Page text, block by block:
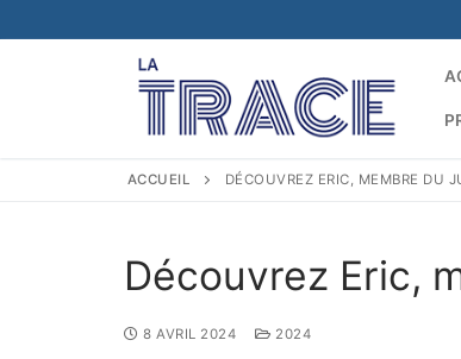
ACCUEIL DÉCOUVREZ ERIC, MEMBRE DU
Découvrez Eric,
8 AVRIL 2024 2024